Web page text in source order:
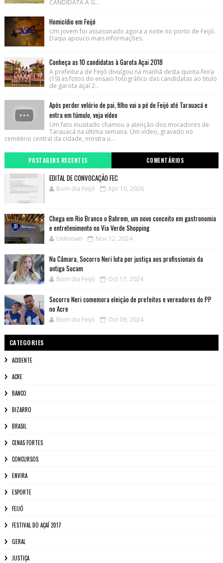
CANDIDATA A G...
Homicídio em Feijó
Um jovem foi assassinado agora a noite no porto de Feijó.
Daqui apouco mais informações.
Conheça as 10 candidatas à Garota Açai 2018
A prefeitura de Feijó divulgou na manhã desta quinta-feira
(19) as fotos do ensaio fotográfico das candidatas ao titulo
de garota açaí 2...
Após perder velório de pai, filho vai a pé de Feijó até Tarauacá e
entra em túmulo, veja vídeo
Um fato inusitado chamou a atenção dos moradores de
Tarauacá na última semana. Um vídeo, gravado no
cemitério central da cidade, mostra u...
POSTAGENS RECENTES COMENTÁRIOS
EDITAL DE CONVOCAÇÃO FEC
Bom dia Feijó Apr 10, 2026
Chega em Rio Branco o Bahrem, um novo conceito em gastronomia
e entretenimento no Via Verde Shopping
Unknown Nov 12, 2024
Na Câmara, Socorro Neri luta por justiça aos profissionais da
antiga Sucam
Bom dia Feijó Oct 17, 2024
Socorro Neri comemora eleição de prefeitos e vereadores do PP
no Acre
Bom dia Feijó Oct 09, 2024
CATEGORIES
ACIDENTE
ACRE
BANCO
BIZARRO
BRASIL
CENAS FORTES
CONCURSOS
ENVIRA
ESPORTE
FEIJÓ
FESTIVAL DO AÇAÍ 2017
GERAL
JUSTIÇA